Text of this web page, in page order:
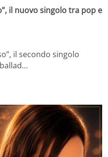
il nuovo singolo tra pop e
il secondo singolo